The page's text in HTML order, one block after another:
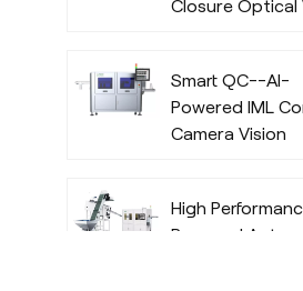
Closure Optical
Algorithm
Smart QC--AI-
Powered IML
Camera Vision
Algorithm
High
Powered